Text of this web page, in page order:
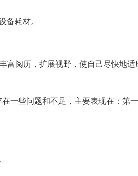
耗材。
富阅历，扩展视野，使自己尽快地
一些问题和不足，主要表现在：第